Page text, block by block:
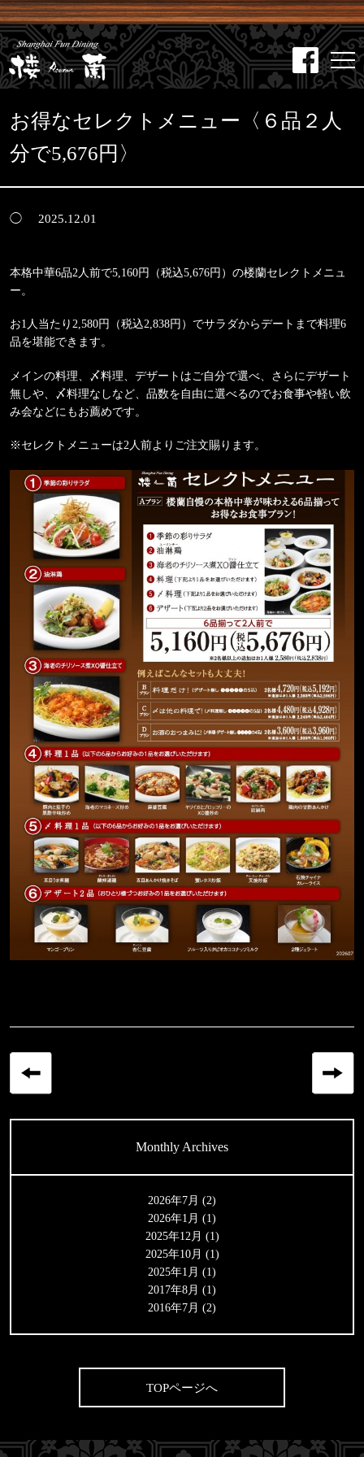
お得なセレクトメニュー〈６品２人
分で5,676円〉
2025.12.01
本格中華6品2人前で5,160円（税込5,676円）の楼蘭セレクトメニュ
ー。
お1人当たり2,580円（税込2,838円）でサラダからデートまで料理6
品を堪能できます。
メインの料理、〆料理、デザートはご自分で選べ、さらにデザート
無しや、〆料理なしなど、品数を自由に選べるのでお食事や軽い飲
み会などにもお薦めです。
※セレクトメニューは2人前よりご注文賜ります。
Monthly Archives
2026年7月 (2)
2026年1月 (1)
2025年12月 (1)
2025年10月 (1)
2025年1月 (1)
2017年8月 (1)
2016年7月 (2)
TOPページへ